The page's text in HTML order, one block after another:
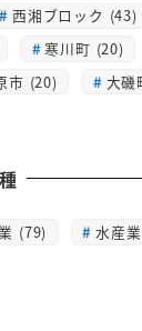
西湘ブロック (43)
寒川町 (20)
市 (20) 大磯
(79) 水産